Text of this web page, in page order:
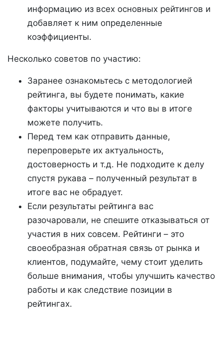
информацию из всех основных рейтингов и
добавляет к ним определенные
коэффициенты.
Несколько советов по участию:
Заранее ознакомьтесь с методологией
рейтинга, вы будете понимать, какие
факторы учитываются и что вы в итоге
можете получить.
Перед тем как отправить данные,
перепроверьте их актуальность,
достоверность и т.д. Не подходите к делу
спустя рукава – полученный результат в
итоге вас не обрадует.
Если результаты рейтинга вас
разочаровали, не спешите отказываться от
участия в них совсем. Рейтинги – это
своеобразная обратная связь от рынка и
клиентов, подумайте, чему стоит уделить
больше внимания, чтобы улучшить качество
работы и как следствие позиции в
рейтингах.